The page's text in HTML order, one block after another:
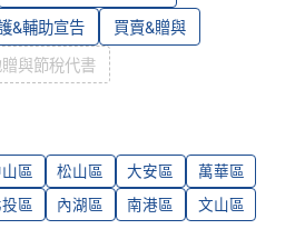
&輔助宣告 買賣&贈與
與節稅代書
區 松山區 大安區
萬華區
區 內湖區 南港區 文山區